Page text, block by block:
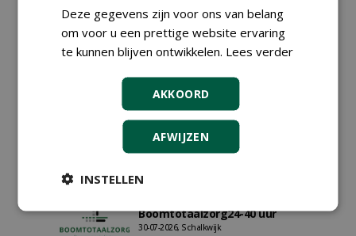
Groeiplaats specialist bij
Boomtotaalzorg32-40 uur
Boomtotaalzorg24-40 uur
30-07-2026, Schalkwijk
Deze gegevens zijn voor ons van belang
om voor u een prettige website ervaring
te kunnen blijven ontwikkelen. Lees verder
AKKOORD
AFWIJZEN
INSTELLEN